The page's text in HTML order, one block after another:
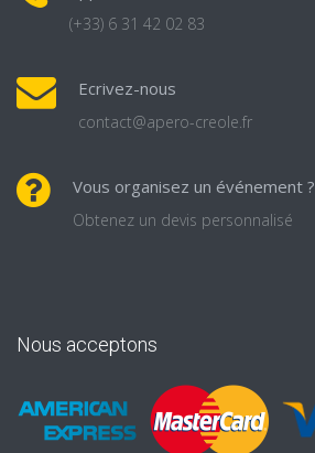
(+33) 6 31 42 02 83
Ecrivez-nous
contact@apero-creole.fr
Vous organisez un événement ?
Obtenez un devis personnalisé
Nous acceptons